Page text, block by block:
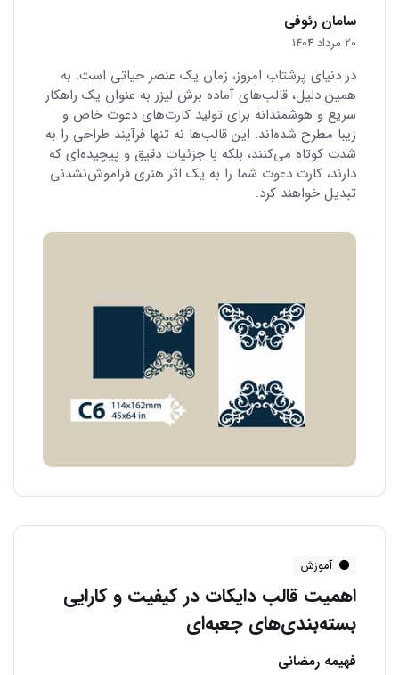
سامان رئوفی
20 مرداد 1404
در دنیای پرشتاب امروز، زمان یک عنصر حیاتی است. به
همین دلیل، قالب‌های آماده برش لیزر به عنوان یک راهکار
سریع و هوشمندانه برای تولید کارت‌های دعوت خاص و
زیبا مطرح شده‌اند. این قالب‌ها نه تنها فرآیند طراحی را به
شدت کوتاه می‌کنند، بلکه با جزئیات دقیق و پیچیده‌ای که
دارند، کارت دعوت شما را به یک اثر هنری فراموش‌نشدنی
تبدیل خواهند کرد.
آموزش
اهمیت قالب دایکات در کیفیت و کارایی
بسته‌بندی‌های جعبه‌ای
فهیمه رمضانی